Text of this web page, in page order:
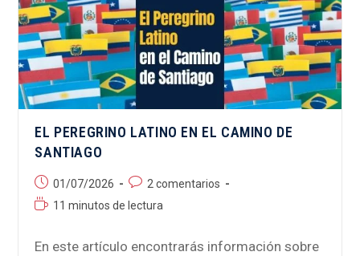
EL PEREGRINO LATINO EN EL CAMINO DE
SANTIAGO
01/07/2026
2 comentarios
11 minutos de lectura
En este artículo encontrarás información sobre